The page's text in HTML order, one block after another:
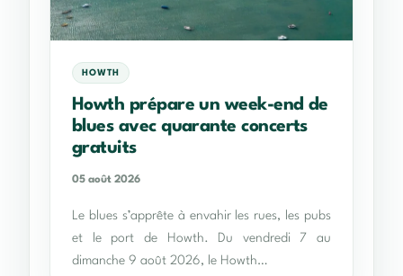
HOWTH
Howth prépare un week-end de
blues avec quarante concerts
gratuits
05 août 2026
Le blues s’apprête à envahir les rues, les pubs
et le port de Howth. Du vendredi 7 au
dimanche 9 août 2026, le Howth…